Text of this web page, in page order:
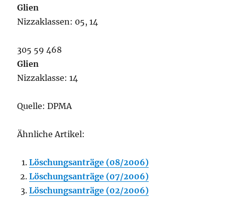
Glien
Nizzaklassen: 05, 14
305 59 468
Glien
Nizzaklasse: 14
Quelle: DPMA
Ähnliche Artikel:
Löschungsanträge (08/2006)
Löschungsanträge (07/2006)
Löschungsanträge (02/2006)